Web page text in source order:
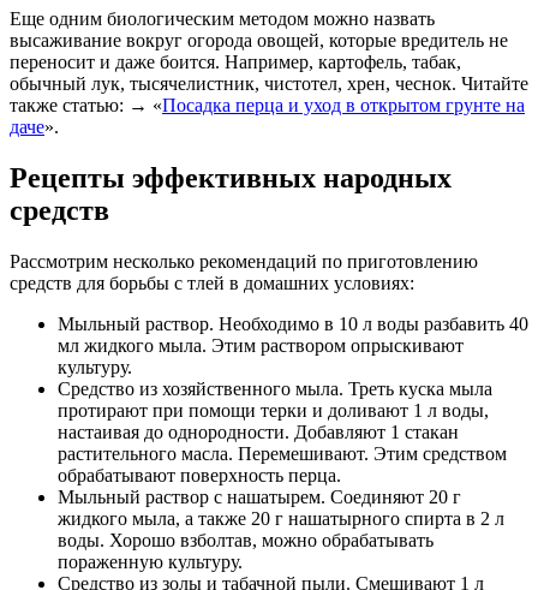
Еще одним биологическим методом можно назвать
высаживание вокруг огорода овощей, которые вредитель не
переносит и даже боится. Например, картофель, табак,
обычный лук, тысячелистник, чистотел, хрен, чеснок. Читайте
также статью: → «Посадка перца и уход в открытом грунте на
даче».
Рецепты эффективных народных
средств
Рассмотрим несколько рекомендаций по приготовлению
средств для борьбы с тлей в домашних условиях:
Мыльный раствор. Необходимо в 10 л воды разбавить 40
мл жидкого мыла. Этим раствором опрыскивают
культуру.
Средство из хозяйственного мыла. Треть куска мыла
протирают при помощи терки и доливают 1 л воды,
настаивая до однородности. Добавляют 1 стакан
растительного масла. Перемешивают. Этим средством
обрабатывают поверхность перца.
Мыльный раствор с нашатырем. Соединяют 20 г
жидкого мыла, а также 20 г нашатырного спирта в 2 л
воды. Хорошо взболтав, можно обрабатывать
пораженную культуру.
Средство из золы и табачной пыли. Смешивают 1 л